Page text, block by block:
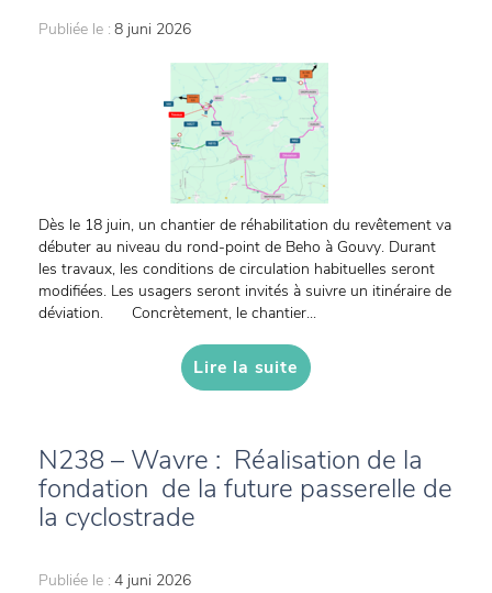
Publiée le : 8 juni 2026
Dès le 18 juin, un chantier de réhabilitation du revêtement va
débuter au niveau du rond-point de Beho à Gouvy. Durant
les travaux, les conditions de circulation habituelles seront
modifiées. Les usagers seront invités à suivre un itinéraire de
déviation. Concrètement, le chantier...
Lire la suite
N238 – Wavre : Réalisation de la
fondation de la future passerelle de
la cyclostrade
Publiée le : 4 juni 2026